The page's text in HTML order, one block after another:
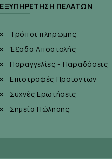
ΕΞΥΠΗΡΈΤΗΣΗ ΠΕΛΑΤΏΝ
Τρόποι πληρωμής
Έξοδα Αποστολής
Παραγγελίες - Παραδόσεις
Επιστροφές Προϊοντων
Συχνές Ερωτήσεις
Σημεία Πώλησης